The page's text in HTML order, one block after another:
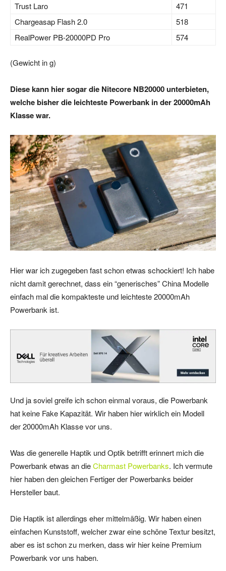
Trust Laro
471
Chargeasap Flash 2.0
518
RealPower PB-20000PD Pro
574
(Gewicht in g)
Diese kann hier sogar die Nitecore NB20000 unterbieten,
welche bisher die leichteste Powerbank in der 20000mAh
Klasse war.
Hier war ich zugegeben fast schon etwas schockiert! Ich habe
nicht damit gerechnet, dass ein “generisches” China Modelle
einfach mal die kompakteste und leichteste 20000mAh
Powerbank ist.
Und ja soviel greife ich schon einmal voraus, die Powerbank
hat keine Fake Kapazität. Wir haben hier wirklich ein Modell
der 20000mAh Klasse vor uns.
Was die generelle Haptik und Optik betrifft erinnert mich die
Powerbank etwas an dieCharmast Powerbanks. Ich vermute
hier haben den gleichen Fertiger der Powerbanks beider
Hersteller baut.
Die Haptik ist allerdings eher mittelmäßig. Wir haben einen
einfachen Kunststoff, welcher zwar eine schöne Textur besitzt,
aber es ist schon zu merken, dass wir hier keine Premium
Powerbank vor uns haben.